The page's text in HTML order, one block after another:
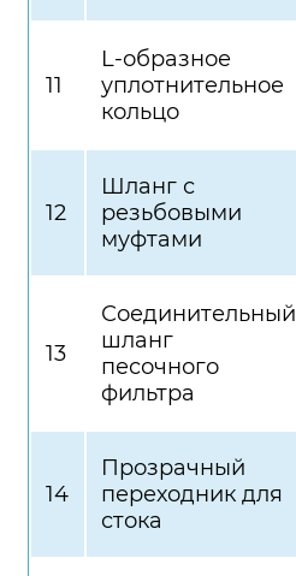
11
L-образное
уплотнительное
кольцо
12
Шланг с
резьбовыми
муфтами
13
Соединительный
шланг
песочного
фильтра
14
Прозрачный
переходник для
стока